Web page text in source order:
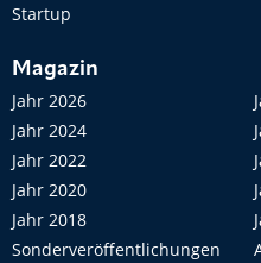
Startup
Magazin
Jahr 2026
Jahr 2024
Jahr 2022
Jahr 2020
Jahr 2018
Sonderveröffentlichungen